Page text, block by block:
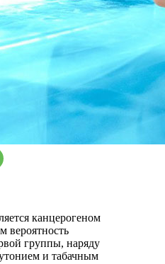
канцерогеном
группы, наряду
и табачным